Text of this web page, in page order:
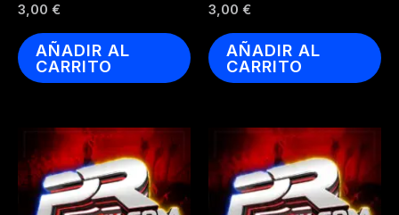
3,00 €
AÑADIR AL
CARRITO
3,00 €
AÑADIR AL
CARRITO